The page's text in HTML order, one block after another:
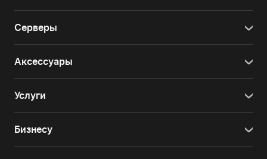
Серверы
Аксессуары
Услуги
Бизнесу